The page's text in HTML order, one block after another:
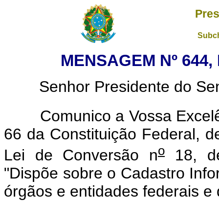
MENSAGEM Nº
Senhor Presidente do
Comunico a Vossa
66 da Constituição Federal,
Lei de Conversão no18,
"Dispõe sobre o Cadastro
órgãos e entidades federais